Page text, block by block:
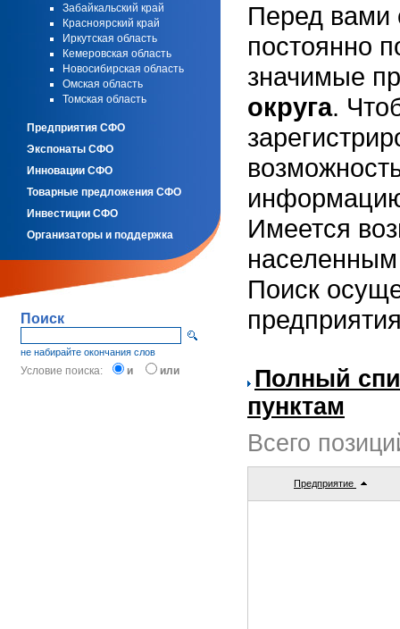
Забайкальский край
Красноярский край
Иркутская область
Кемеровская область
Новосибирская область
Омская область
Томская область
Предприятия СФО
Экспонаты СФО
Инновации СФО
Товарные предложения СФО
Инвестиции СФО
Организаторы и поддержка
Поиск
не набирайте окончания слов
Условие поиска: и или
Перед вами
постоянно
значимые
округа.
Имеется
населенным
Поиск
Полный
пунктам
Всего
Предприятие